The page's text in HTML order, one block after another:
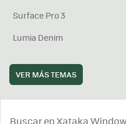
Surface Pro 3
Lumia Denim
VER MÁS TEMAS